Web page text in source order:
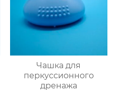
Чашка для
перкуссионного
дренажа